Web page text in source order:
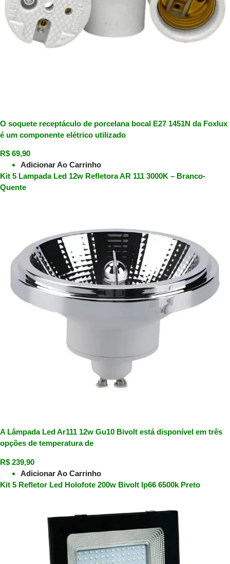
O soquete receptáculo de porcelana bocal E27 1451N da Foxlux
é um componente elétrico utilizado
R$ 69,90
Adicionar Ao Carrinho
Kit 5 Lampada Led 12w Refletora AR 111 3000K – Branco-
Quente
A Lâmpada Led Ar111 12w Gu10 Bivolt está disponível em três
opções de temperatura de
R$ 239,90
Adicionar Ao Carrinho
Kit 5 Refletor Led Holofote 200w Bivolt Ip66 6500k Preto